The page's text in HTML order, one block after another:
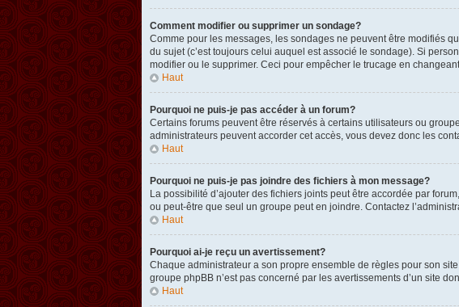
Comment modifier ou supprimer un sondage?
Comme pour les messages, les sondages ne peuvent être modifiés
du sujet (c’est toujours celui auquel est associé le sondage). Si
modifier ou le supprimer. Ceci pour empêcher le trucage en
Haut
Pourquoi ne puis-je pas accéder à un forum?
Certains forums peuvent être réservés à certains utilisateurs ou
administrateurs peuvent accorder cet accès, vous devez donc les
Haut
Pourquoi ne puis-je pas joindre des fichiers à mon message?
La possibilité d’ajouter des fichiers joints peut être accordée par
ou peut-être que seul un groupe peut en joindre. Contactez
Haut
Pourquoi ai-je reçu un avertissement?
Chaque administrateur a son propre ensemble de règles pour son
groupe phpBB n’est pas concerné par les avertissements d’un site
Haut